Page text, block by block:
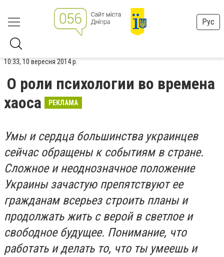
Рус
10:33, 10 вересня 2014 р.
О роли психологии во времена
хаоса
РЕКЛАМА
Умы и сердца большинства украинцев
сейчас обращены к событиям в стране.
Сложное и неоднозначное положение
Украины зачастую препятствуют ее
гражданам всерьез строить планы и
продолжать жить с верой в светлое и
свободное будущее. Понимание, что
работать и делать то, что ты умеешь и